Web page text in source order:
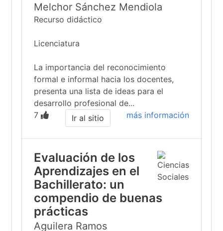
Melchor Sánchez Mendiola
Recurso didáctico
Licenciatura
La importancia del reconocimiento
formal e informal hacia los docentes,
presenta una lista de ideas para el
desarrollo profesional de...
7
más información
Ir al sitio
Evaluación de los
Aprendizajes en el
Bachillerato: un
compendio de buenas
prácticas
Aguilera Ramos